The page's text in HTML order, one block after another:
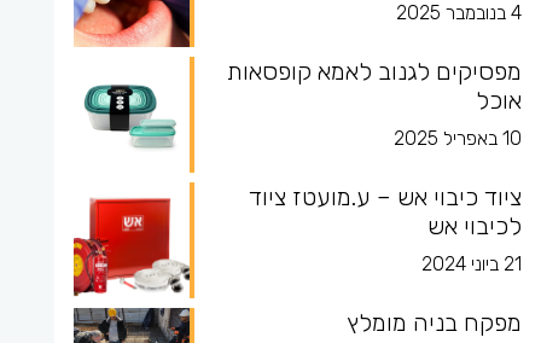
4 בנובמבר 2025
מפסיקים לגנוב לאמא קופסאות
אוכל
10 באפריל 2025
ציוד כיבוי אש – ע.מועטז ציוד
לכיבוי אש
21 ביוני 2024
מפקח בניה מומלץ